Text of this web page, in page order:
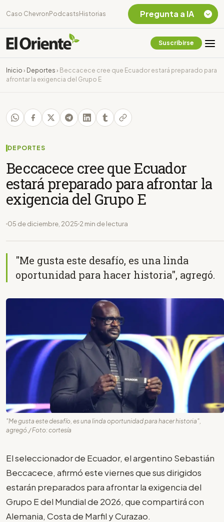
Caso Chevron Podcasts Historias
Suscribirse
Inicio › Deportes › Beccacece cree que Ecuador estará preparado para
afrontar la exigencia del Grupo E
DEPORTES
Beccacece cree que Ecuador
estará preparado para afrontar la
exigencia del Grupo E
05 de diciembre, 2025 2 min de lectura
"Me gusta este desafío, es una linda
oportunidad para hacer historia", agregó.
"Me gusta este desafío, es una linda oportunidad para hacer historia",
agregó./ Foto: cortesía
El seleccionador de Ecuador, el argentino Sebastián
Beccacece, afirmó este viernes que sus dirigidos
estarán preparados para afrontar la exigencia del
Grupo E del Mundial de 2026, que compartirá con
Alemania, Costa de Marfil y Curazao.
Pregunta a IA
Chevron Ecuador